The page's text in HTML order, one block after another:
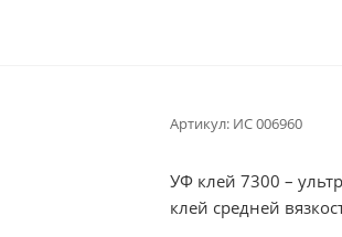
Артикул: ИС 006960
УФ клей 7300 –
клей средней